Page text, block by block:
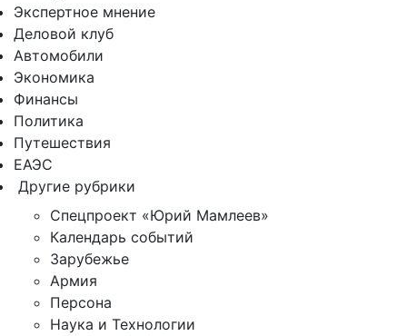
Экспертное мнение
Деловой клуб
Автомобили
Экономика
Финансы
Политика
Путешествия
ЕАЭС
Другие рубрики
Спецпроект «Юрий Мамлеев»
Календарь событий
Зарубежье
Армия
Персона
Наука и Технологии